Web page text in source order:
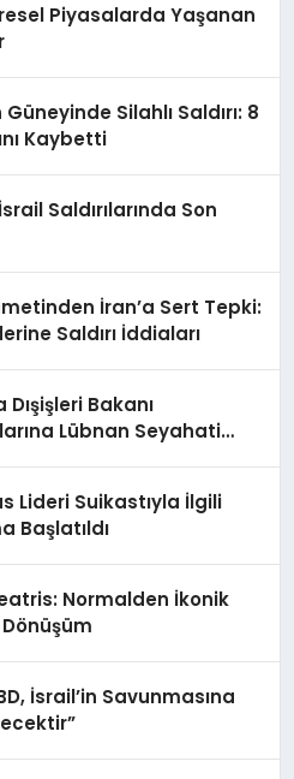
Piyasalarda Yaşanan
Güneyinde Silahlı Saldırı: 8
Kaybetti
Saldırılarında Son
İran’a Sert Tepki:
Saldırı İddiaları
Bakanı
Lübnan Seyahati
Lideri Suikastıyla İlgili
Başlatıldı
Normalden İkonik
İsrail’in Savunmasına